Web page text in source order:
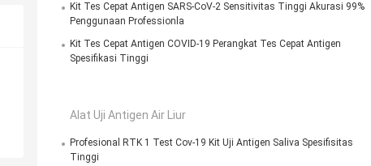
Kit Tes Cepat Antigen SARS-CoV-2 Sensitivitas Tinggi Akurasi 99%
Penggunaan Professionla
Kit Tes Cepat Antigen COVID-19 Perangkat Tes Cepat Antigen
Spesifikasi Tinggi
Alat Uji Antigen Air Liur
Profesional RTK 1 Test Cov-19 Kit Uji Antigen Saliva Spesifisitas
Tinggi